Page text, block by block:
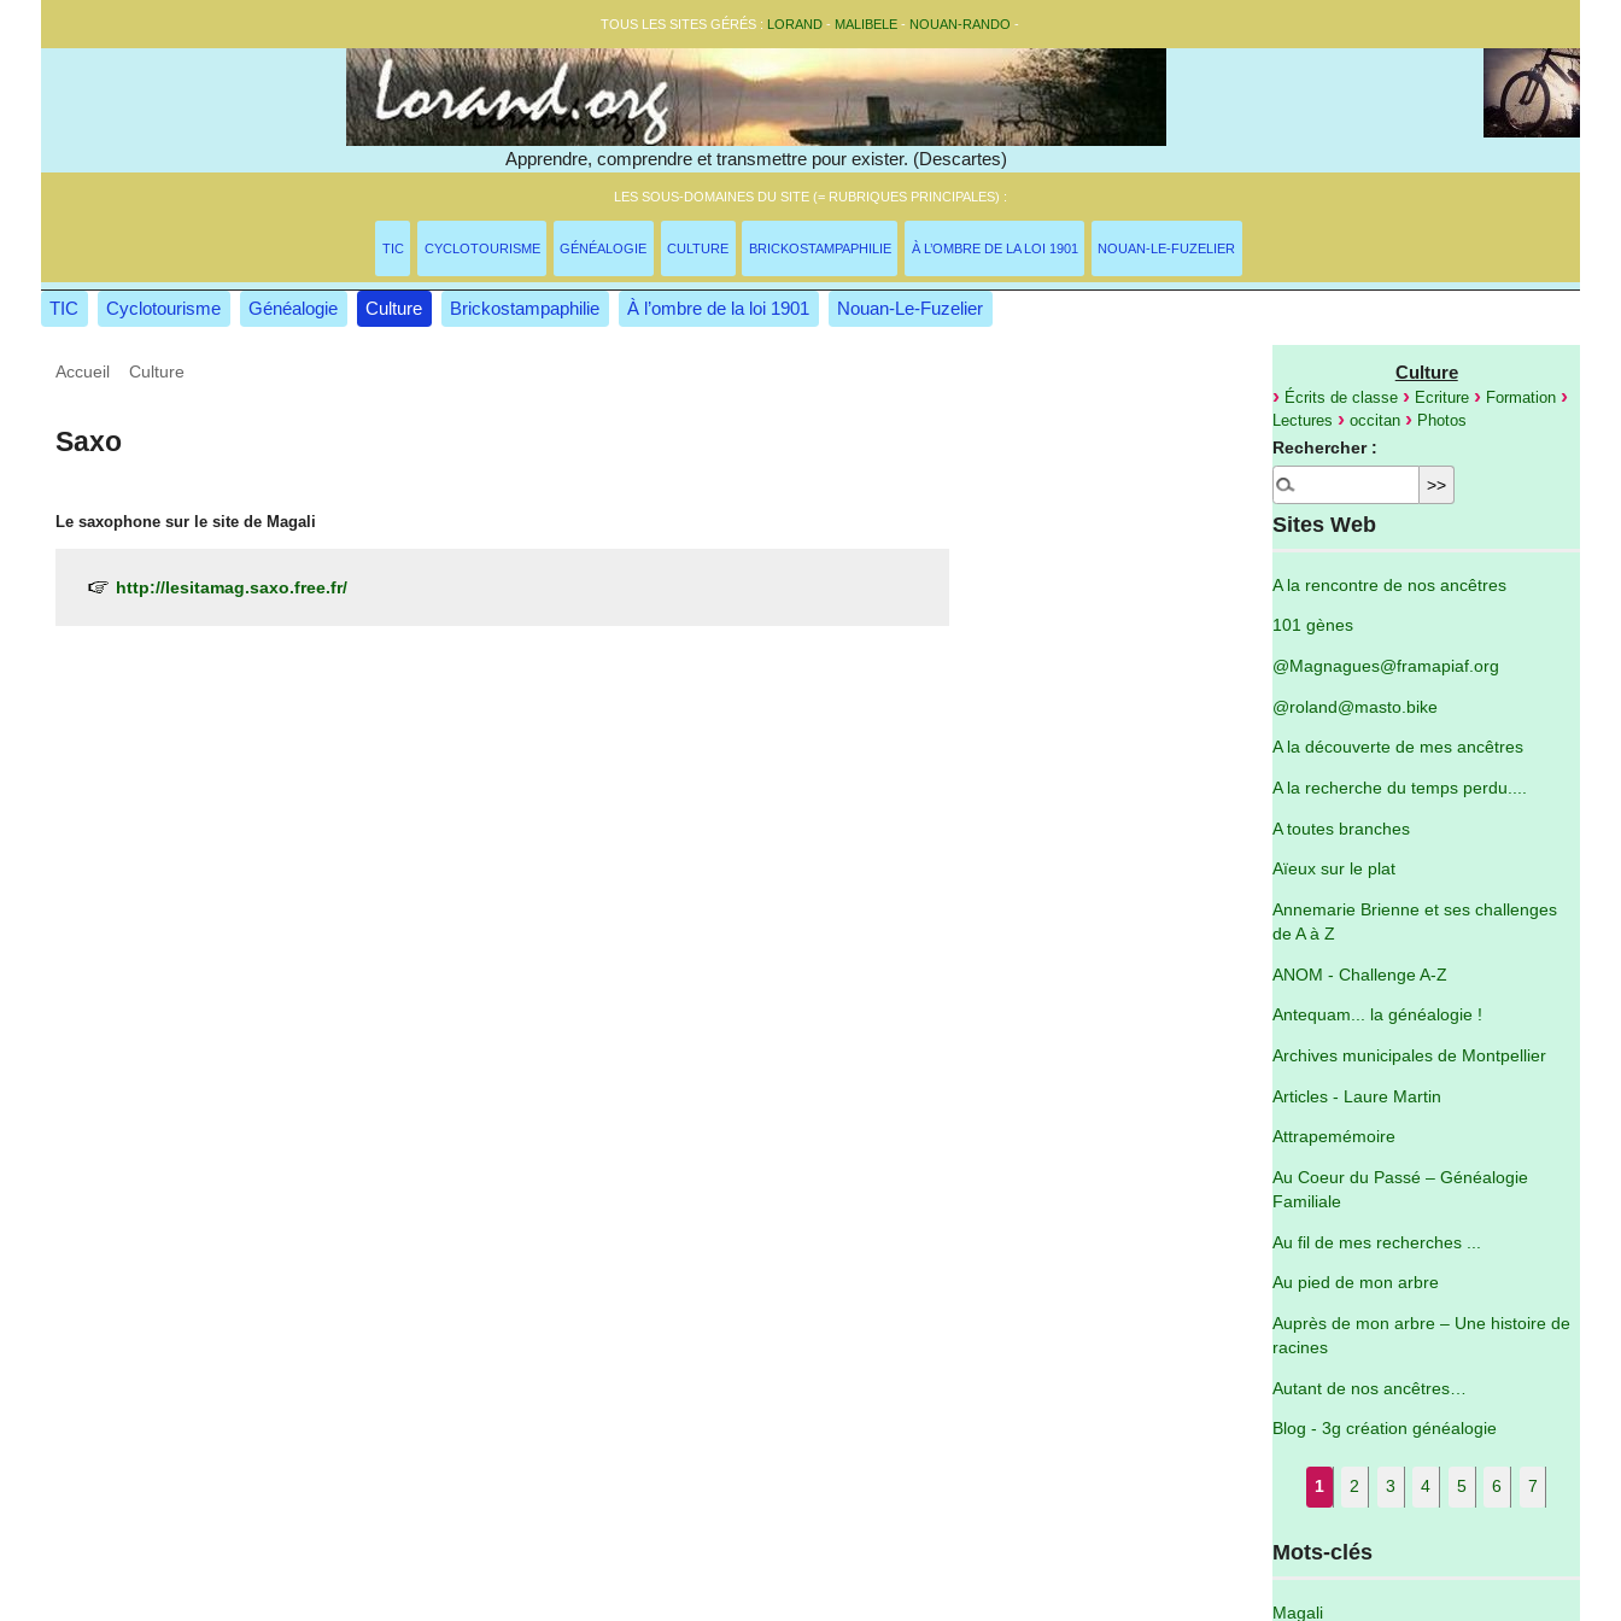
TOUS LES SITES GÉRÉS : LORAND - MALIBELE - NOUAN-RANDO -
Apprendre, comprendre et transmettre pour exister. (Descartes)
LES SOUS-DOMAINES DU SITE (= RUBRIQUES PRINCIPALES) :
TIC CYCLOTOURISME GÉNÉALOGIE CULTURE BRICKOSTAMPAPHILIE À L’OMBRE DE LA LOI 1901 NOUAN-LE-FUZELIER
TIC Cyclotourisme Généalogie Culture Brickostampaphilie À l’ombre de la loi 1901 Nouan-Le-Fuzelier
Accueil >Culture
Saxo
Le saxophone sur le site de Magali
http://lesitamag.saxo.free.fr/
Culture
Écrits de classe Ecriture
Formation
Lectures
occitan
Photos
Rechercher :
Sites Web
A la rencontre de nos ancêtres
101 gènes
@Magnagues@framapiaf.org
@roland@masto.bike
A la découverte de mes ancêtres
A la recherche du temps perdu....
A toutes branches
Aïeux sur le plat
Annemarie Brienne et ses challenges
de A à Z
ANOM - Challenge A-Z
Antequam... la généalogie !
Archives municipales de Montpellier
Articles - Laure Martin
Attrapemémoire
Au Coeur du Passé – Généalogie
Familiale
Au fil de mes recherches ...
Au pied de mon arbre
Auprès de mon arbre – Une histoire de
racines
Autant de nos ancêtres…
Blog - 3g création généalogie
1 2 3 4 5 6 7
Mots-clés
Magali